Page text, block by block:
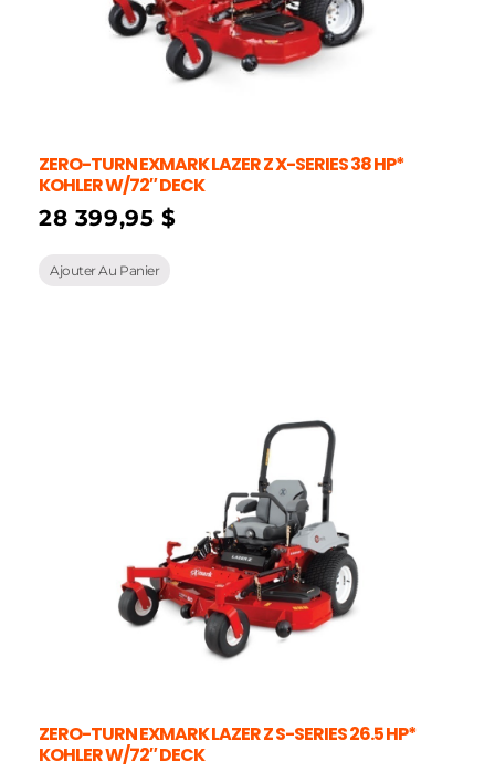
ZERO-TURN EXMARK LAZER Z X-SERIES 38 HP*
KOHLER W/72″ DECK
28 399,95 $
Ajouter Au Panier
ZERO-TURN EXMARK LAZER Z S-SERIES 26.5 HP*
KOHLER W/72″ DECK